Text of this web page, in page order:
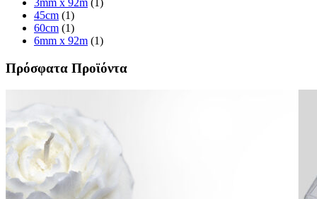
3mm x 92m (1)
45cm (1)
60cm (1)
6mm x 92m (1)
Πρόσφατα Προϊόντα